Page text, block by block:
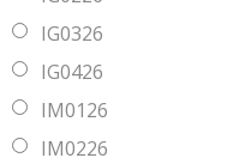
IG0326
IG0426
IM0126
IM0226